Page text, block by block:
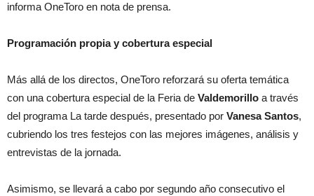
informa OneToro en nota de prensa.
Programación propia y cobertura especial
Más allá de los directos, OneToro reforzará su oferta temática
con una cobertura especial de la Feria de Valdemorillo a través
del programa La tarde después, presentado por Vanesa Santos,
cubriendo los tres festejos con las mejores imágenes, análisis y
entrevistas de la jornada.
Asimismo, se llevará a cabo por segundo año consecutivo el